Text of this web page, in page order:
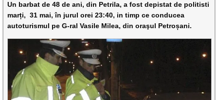
Un barbat de 48 de ani, din Petrila, a fost depistat de politisti
marți, 31 mai, în jurul orei 23:40, in timp ce conducea
autoturismul pe G-ral Vasile Milea, din oraşul Petroșani.